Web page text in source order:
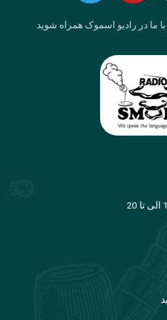
ما در رادیو اسموک همراه شوید